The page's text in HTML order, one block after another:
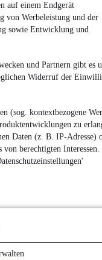
auf einem Endgerät
von Werbeleistung und der
sowie Entwicklung und
und Partnern gibt es
Widerruf der
(sog. kontextbezogene
zu
Daten (z. B. IP-Adresse)
berechtigten Interessen.